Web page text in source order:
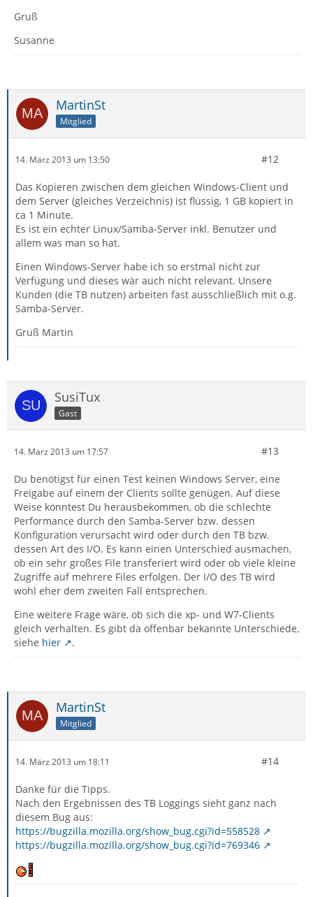
Gruß
Susanne
MartinSt
Mitglied
14. März 2013 um 13:50 #12
Das Kopieren zwischen dem gleichen Windows-Client und
dem Server (gleiches Verzeichnis) ist flüssig, 1 GB kopiert in
ca 1 Minute.
Es ist ein echter Linux/Samba-Server inkl. Benutzer und
allem was man so hat.
Einen Windows-Server habe ich so erstmal nicht zur
Verfügung und dieses wär auch nicht relevant. Unsere
Kunden (die TB nutzen) arbeiten fast ausschließlich mit o.g.
Samba-Server.
Gruß Martin
SusiTux
Gast
14. März 2013 um 17:57 #13
Du benötigst für einen Test keinen Windows Server, eine
Freigabe auf einem der Clients sollte genügen. Auf diese
Weise könntest Du herausbekommen, ob die schlechte
Performance durch den Samba-Server bzw. dessen
Konfiguration verursacht wird oder durch den TB bzw.
dessen Art des I/O. Es kann einen Unterschied ausmachen,
ob ein sehr großes File transferiert wird oder ob viele kleine
Zugriffe auf mehrere Files erfolgen. Der I/O des TB wird
wohl eher dem zweiten Fall entsprechen.
Eine weitere Frage wäre, ob sich die xp- und W7-Clients
gleich verhalten. Es gibt da offenbar bekannte Unterschiede,
siehe hier .
MartinSt
Mitglied
14. März 2013 um 18:11 #14
Danke für die Tipps.
Nach den Ergebnissen des TB Loggings sieht ganz nach
diesem Bug aus:
https://bugzilla.mozilla.org/show_bug.cgi?id=558528
https://bugzilla.mozilla.org/show_bug.cgi?id=769346